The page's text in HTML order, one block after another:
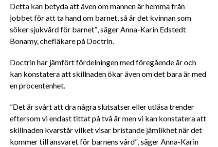
Detta kan betyda att även om mannen är hemma från
jobbet för att ta hand om barnet, så är det kvinnan som
söker sjukvård för barnet”, säger Anna-Karin Edstedt
Bonamy, chefläkare på Doctrin.
Doctrin har jämfört fördelningen med föregående år och
kan konstatera att skillnaden ökar även om det bara är med
en procentenhet.
”Det är svårt att dra några slutsatser eller utläsa trender
eftersom vi endast tittat på två år men vi kan konstatera att
skillnaden kvarstår vilket visar bristande jämlikhet när det
kommer till ansvaret för barnens vård”, säger Anna-Karin